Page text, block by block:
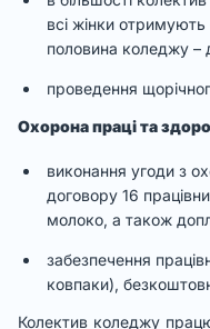
всі жінки отримують
половина коледжу –
проведення
Охорона праці та
виконання угоди з
договору 16
молоко, а також
забезпечення
ковпаки),
Колектив коледжу